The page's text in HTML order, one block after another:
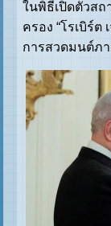
ในพิธีเปิดตัวสถ
ครอง “โรเบิร์ต
การสวดมนต์ภ